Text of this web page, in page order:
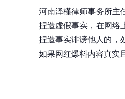
河南泽槿律师事务所主
捏造虚假事实，在网络
捏造事实诽谤他人的，
如果网红爆料内容真实